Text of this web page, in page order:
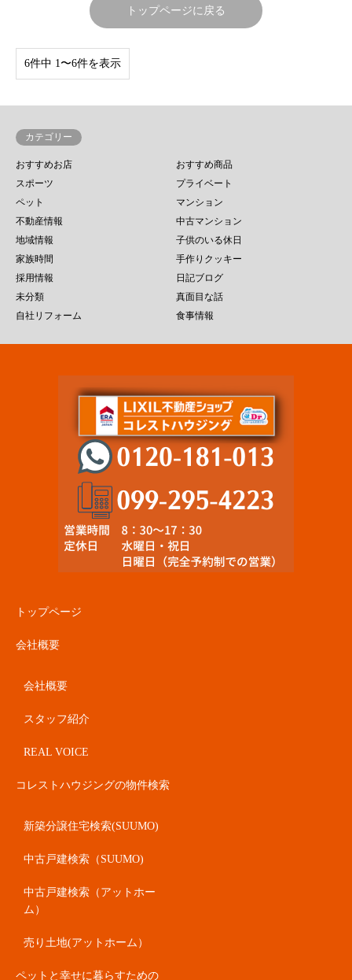
トップページに戻る
6件中 1〜6件を表示
カテゴリー
おすすめお店
おすすめ商品
スポーツ
プライベート
ペット
マンション
不動産情報
中古マンション
地域情報
子供のいる休日
家族時間
手作りクッキー
採用情報
日記ブログ
未分類
真面目な話
自社リフォーム
食事情報
トップページ
会社概要
会社概要
スタッフ紹介
REAL VOICE
コレストハウジングの物件検索
新築分譲住宅検索(SUUMO)
中古戸建検索（SUUMO)
中古戸建検索（アットホー
ム）
売り土地(アットホーム）
ペットと幸せに暮らすための